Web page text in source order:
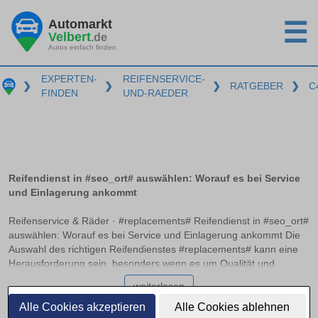
Alle Cookies akzeptieren Alle Cookies ablehnen
Automarkt
Velbert.de
Autos einfach finden ☰
❯
EXPERTEN-
FINDEN
❯
REIFENSERVICE-
UND-RAEDER
❯ RATGEBER ❯
Reifendienst in #seo_ort# auswählen: Worauf es bei Service
und Einlagerung ankommt
Reifenservice & Räder · #replacements# Reifendienst in #seo_ort#
auswählen: Worauf es bei Service und Einlagerung ankommt Die
Auswahl des richtigen Reifendienstes #replacements# kann eine
Herausforderung sein, besonders wenn es um Qualität und
Zuverlässigkeit geht. Ein professioneller Service sollte nicht nur
beim Auswuchten und Montieren der Reifen Expertise bieten,
sondern auch optimale Bedingungen zur Einlagerung bereitstellen.
weiterlesen